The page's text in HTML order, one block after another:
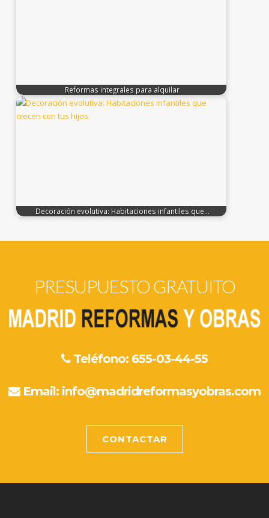
Reformas integrales para alquilar
Decoración evolutiva: Habitaciones infantiles que…
PRESUPUESTO GRATUITO
Teléfono: 655-03-44-55
Email: info@madridreformasyobras.com
CONTACTAR